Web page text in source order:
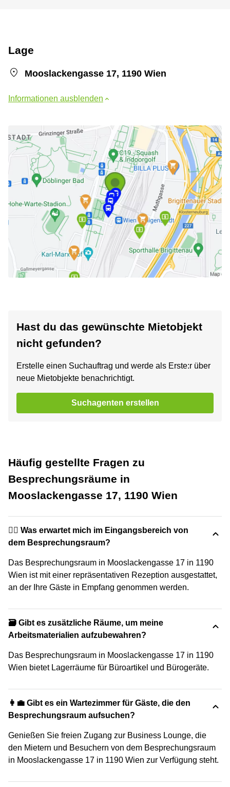
Lage
Mooslackengasse 17, 1190 Wien
Informationen ausblenden
Hast du das gewünschte Mietobjekt
nicht gefunden?
Erstelle einen Suchauftrag und werde als Erste:r über
neue Mietobjekte benachrichtigt.
Suchagenten erstellen
Häufig gestellte Fragen zu
Besprechungsräume in
Mooslackengasse 17, 1190 Wien
🙋‍♀️ Was erwartet mich im Eingangsbereich von
dem Besprechungsraum?
Das Besprechungsraum in Mooslackengasse 17 in 1190
Wien ist mit einer repräsentativen Rezeption ausgestattet,
an der Ihre Gäste in Empfang genommen werden.
🗃️ Gibt es zusätzliche Räume, um meine
Arbeitsmaterialien aufzubewahren?
Das Besprechungsraum in Mooslackengasse 17 in 1190
Wien bietet Lagerräume für Büroartikel und Bürogeräte.
👩‍💼 Gibt es ein Wartezimmer für Gäste, die den
Besprechungsraum aufsuchen?
Genießen Sie freien Zugang zur Business Lounge, die
den Mietern und Besuchern von dem Besprechungsraum
in Mooslackengasse 17 in 1190 Wien zur Verfügung steht.